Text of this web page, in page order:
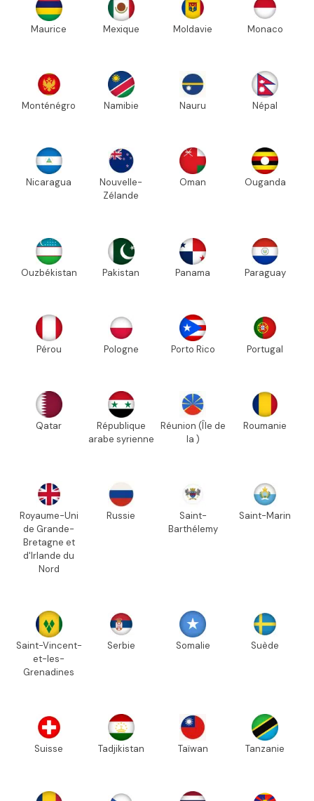
Maurice Mexique Moldavie Monaco
Monténégro Namibie Nauru Népal
Nicaragua
Nouvelle-
Zélande
Oman Ouganda
Ouzbékistan Pakistan Panama Paraguay
Pérou Pologne Porto Rico Portugal
Qatar
République
arabe syrienne
Réunion (Île de
la )
Roumanie
Royaume-Uni
de Grande-
Bretagne et
d'Irlande du
Nord
Russie
Saint-
Barthélemy
Saint-Marin
Saint-Vincent-
et-les-
Grenadines
Serbie Somalie Suède
Suisse Tadjikistan Taïwan Tanzanie